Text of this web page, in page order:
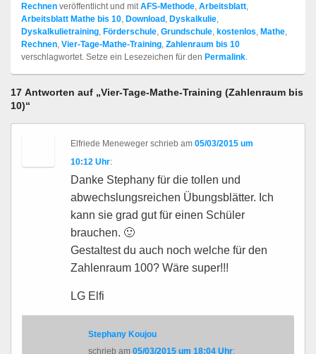
Rechnen veröffentlicht und mitAFS-Methode, Arbeitsblatt,
Arbeitsblatt Mathe bis 10, Download , Dyskalkulie,
Dyskalkulietraining, Förderschule, Grundschule, kostenlos, Mathe,
Rechnen, Vier-Tage-Mathe-Training, Zahlenraum bis 10
verschlagwortet. Setze ein Lesezeichen für den Permalink.
17 Antworten auf „Vier-Tage-Mathe-Training (Zahlenraum bis
10)“
Elfriede Meneweger schrieb am05/03/2015 um
10:12 Uhr:
Danke Stephany für die tollen und
abwechslungsreichen Übungsblätter. Ich
kann sie grad gut für einen Schüler
brauchen. 🙂
Gestaltest du auch noch welche für den
Zahlenraum 100? Wäre super!!!
LG Elfi
Stephany Koujou
schrieb am05/03/2015 um 18:04 Uhr: